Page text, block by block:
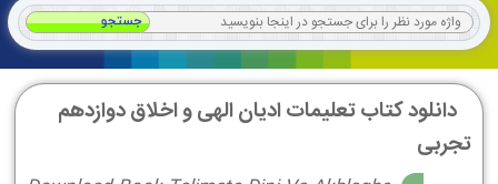
دانلود کتاب تعلیمات ادیان الهی و اخلاق دوازدهم
تجربی